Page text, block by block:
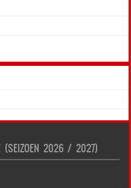
(SEIZOEN 2026 / 2027)